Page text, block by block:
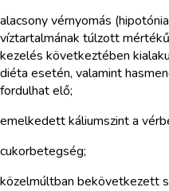
alacsony vérnyomás
víztartalmának túlzott
kezelés következtében
diéta esetén, valamint
fordulhat elő;
emelkedett káliumszint a
cukorbetegség;
közelmúltban bekövetkezett